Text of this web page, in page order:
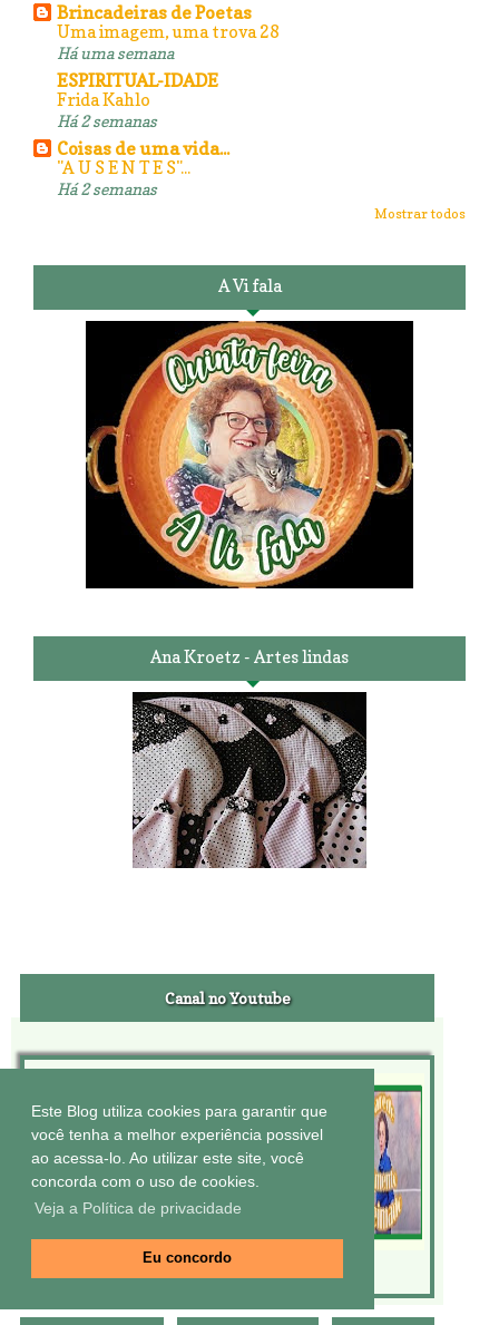
Este Blog utiliza cookies para garantir que
você tenha a melhor experiência possivel
ao acessa-lo. Ao utilizar este site, você
concorda com o uso de cookies.
Veja a Política de privacidade
Eu concordo
Brincadeiras de Poetas
Uma imagem, uma trova 28
Há uma semana
ESPIRITUAL-IDADE
Frida Kahlo
Há 2 semanas
Coisas de uma vida...
"A U S E N T E S"...
Há 2 semanas
Mostrar todos
A Vi fala
Ana Kroetz - Artes lindas
Canal no Youtube
Vídeos aos domingos às 14 horas